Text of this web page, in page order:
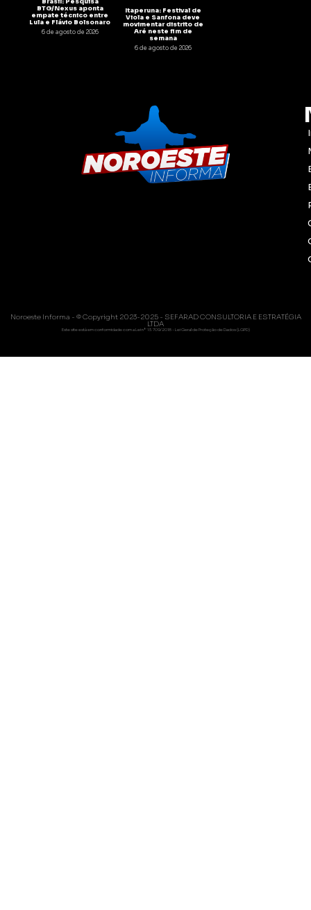
BTG/Nexus aponta
empate técnico entre
Lula e Flávio Bolsonaro
6 de agosto de 2026
Itaperuna: Festival de
Viola e Sanfona deve
movimentar distrito de
Aré neste fim de
semana
6 de agosto de 2026
Noroeste Informa - © Copyright 2023-2025 - SEFARAD CONSULTORIA E ESTRATÉGIA
LTDA
Este site está em conformidade com a Lei nº 13.709/2018 - Lei Geral de Proteção de Dados (LGPD)